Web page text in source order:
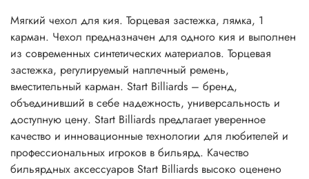
Мягкий чехол для кия. Торцевая застежка, лямка, 1
карман. Чехол предназначен для одного кия и выполнен
из современных синтетических материалов. Торцевая
застежка, регулируемый наплечный ремень,
вместительный карман. Start Billiards – бренд,
объединивший в себе надежность, универсальность и
доступную цену. Start Billiards предлагает уверенное
качество и инновационные технологии для любителей и
профессиональных игроков в бильярд. Качество
бильярдных аксессуаров Start Billiards высоко оценено